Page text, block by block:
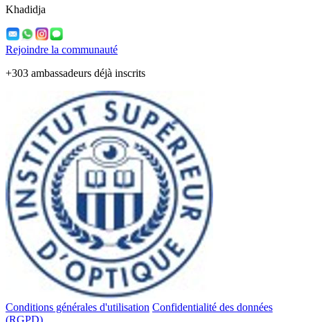
Khadidja
Rejoindre la communauté
+303 ambassadeurs déjà inscrits
Conditions générales d'utilisation Confidentialité des données